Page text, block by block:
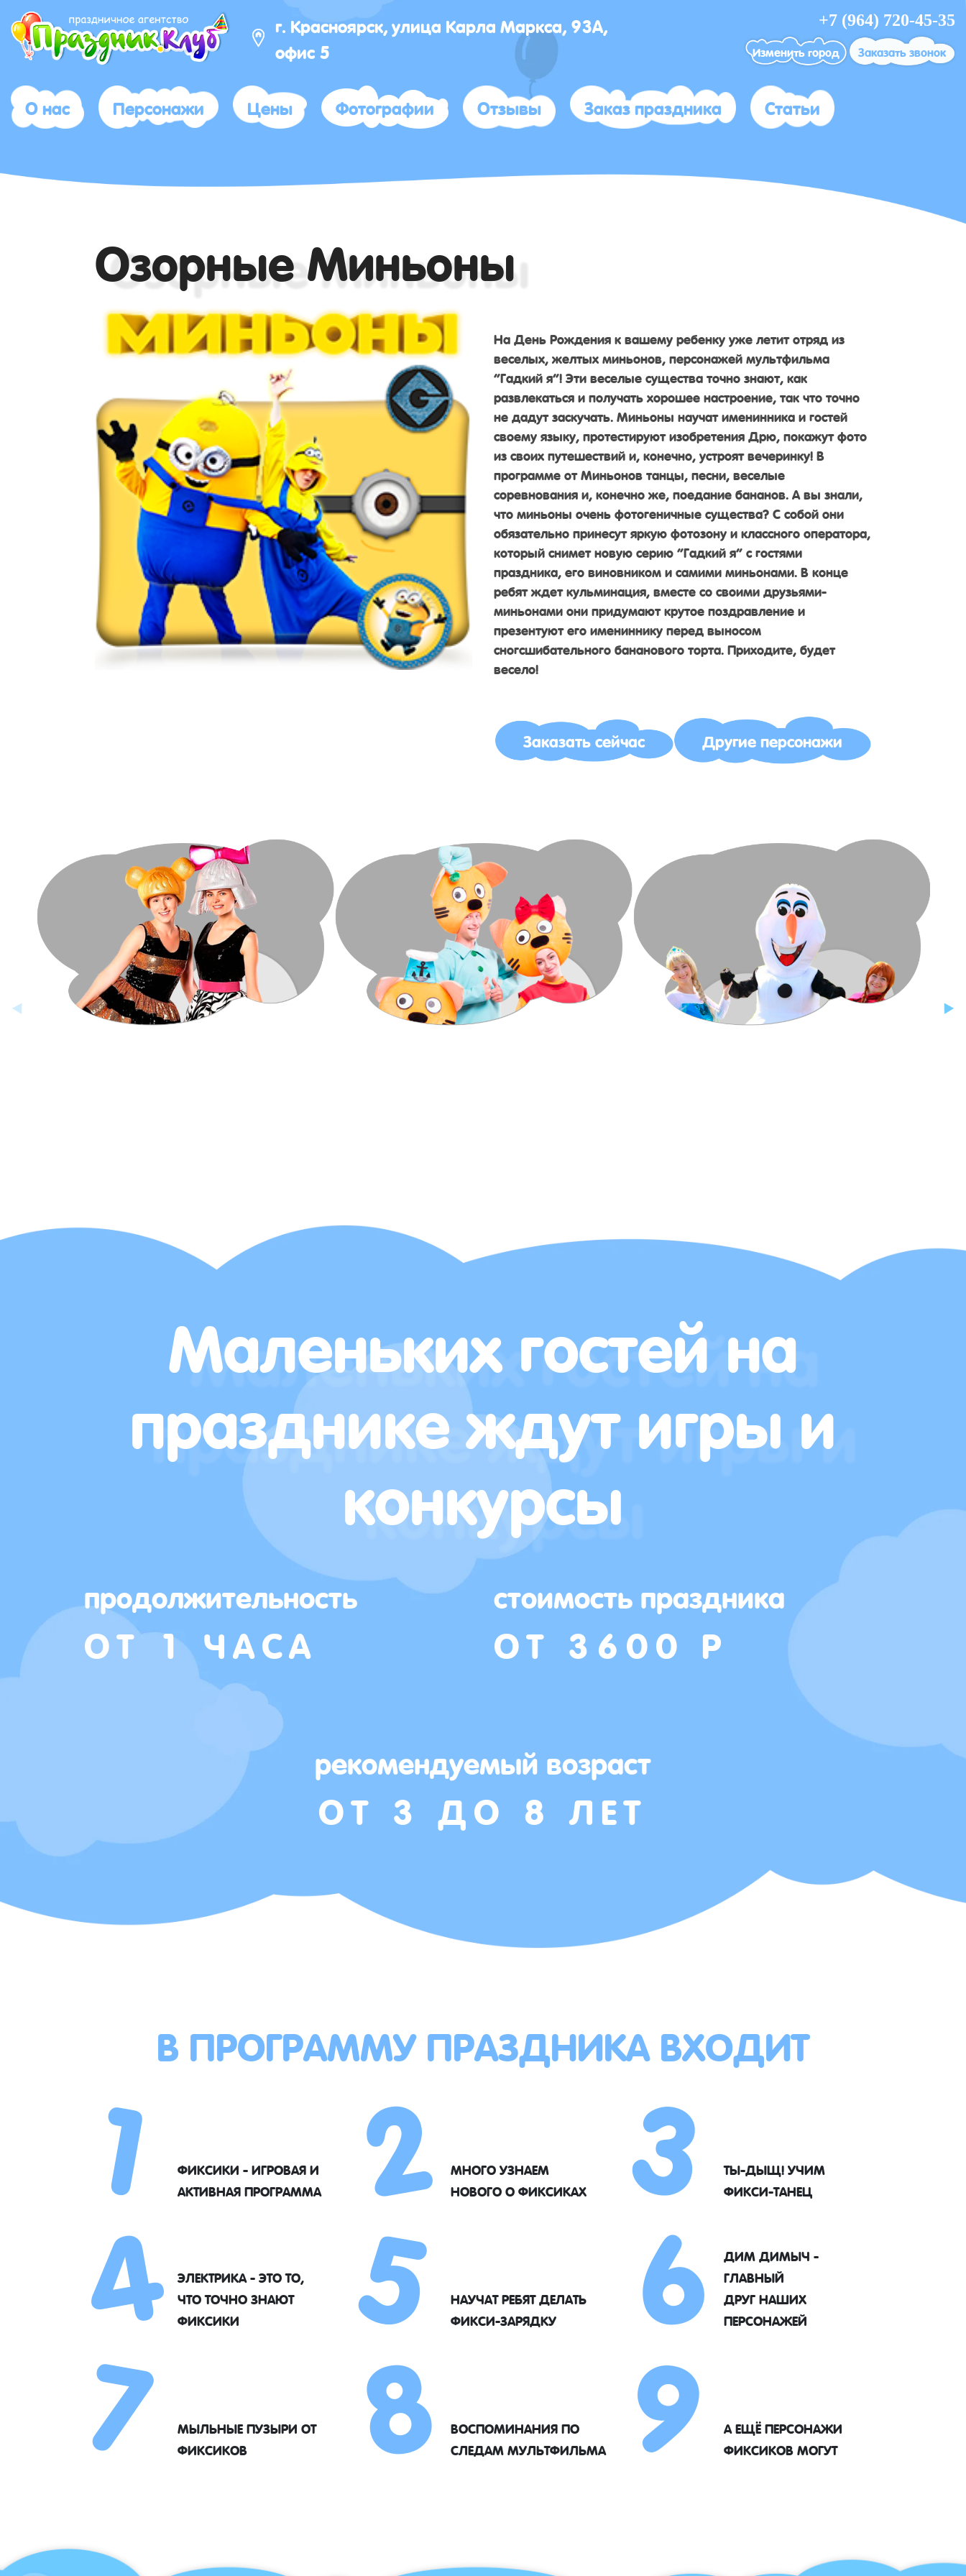
г. Красноярск, улица Карла Маркса, 93А,
офис 5
+7 (964) 720-45-35
Изменить город Заказать звонок
О нас Персонажи Цены Фотографии Отзывы Заказ праздника Статьи
Озорные Миньоны
На День Рождения к вашему ребенку уже летит отряд из
веселых, желтых миньонов, персонажей мультфильма
“Гадкий я”! Эти веселые существа точно знают, как
развлекаться и получать хорошее настроение, так что точно
не дадут заскучать. Миньоны научат именинника и гостей
своему языку, протестируют изобретения Дрю, покажут фото
из своих путешествий и, конечно, устроят вечеринку! В
программе от Миньонов танцы, песни, веселые
соревнования и, конечно же, поедание бананов. А вы знали,
что миньоны очень фотогеничные существа? С собой они
обязательно принесут яркую фотозону и классного оператора,
который снимет новую серию “Гадкий я” с гостями
праздника, его виновником и самими миньонами. В конце
ребят ждет кульминация, вместе со своими друзьями-
миньонами они придумают крутое поздравление и
презентуют его имениннику перед выносом
сногсшибательного бананового торта. Приходите, будет
весело!
Заказать сейчас Другие персонажи
Маленьких гостей на
празднике ждут игры и
конкурсы
продолжительность
ОТ 1 ЧАСА
стоимость праздника
ОТ 3600 Р
рекомендуемый возраст
ОТ 3 ДО 8 ЛЕТ
В ПРОГРАММУ ПРАЗДНИКА ВХОДИТ
1ФИКСИКИ - ИГРОВАЯ И
АКТИВНАЯ ПРОГРАММА
2МНОГО УЗНАЕМ
НОВОГО О ФИКСИКАХ
3ТЫ-ДЫЩ! УЧИМ
ФИКСИ-ТАНЕЦ
4ЭЛЕКТРИКА - ЭТО ТО,
ЧТО ТОЧНО ЗНАЮТ
ФИКСИКИ
5НАУЧАТ РЕБЯТ ДЕЛАТЬ
ФИКСИ-ЗАРЯДКУ
6ДИМ ДИМЫЧ -
ГЛАВНЫЙ
ДРУГ НАШИХ
ПЕРСОНАЖЕЙ
7МЫЛЬНЫЕ ПУЗЫРИ ОТ
ФИКСИКОВ
8ВОСПОМИНАНИЯ ПО
СЛЕДАМ МУЛЬТФИЛЬМА
9А ЕЩЁ ПЕРСОНАЖИ
ФИКСИКОВ МОГУТ